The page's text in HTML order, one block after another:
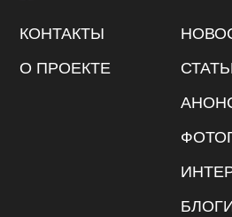
КОНТАКТЫ
О ПРОЕКТЕ